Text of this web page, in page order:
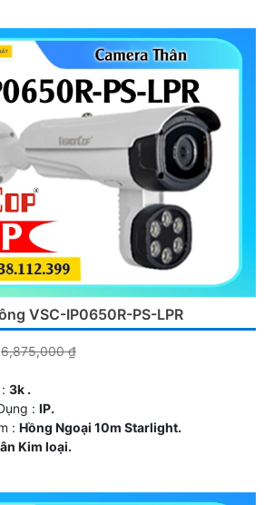
VSC-IP0650R-PS-LPR
6,875,000 ₫
3k .
🤖️ Công Nghệ Sử Dụng : IP.
❂ Hình ảnh ban đêm : Hồng Ngoại 10m Starlight.
Kim loại.